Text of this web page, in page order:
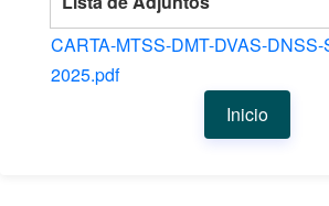
CARTA-MTSS-DMT-DVAS-
2025.pdf
Inicio